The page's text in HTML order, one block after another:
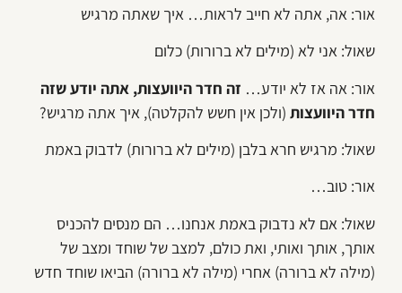
אור: אה, אתה לא חייב לראות… איך שאתה מרגיש
שאול: אני לא (מילים לא ברורות) כלום
אור: אה אז לא יודע… זה חדר היוועצות, אתה יודע שזה
חדר היוועצות (ולכן אין חשש להקלטה), איך אתה מרגיש?
שאול: מרגיש חרא בלבן (מילים לא ברורות) לדבוק באמת
אור: טוב…
שאול: אם לא נדבוק באמת אנחנו… הם מנסים להכניס
אותך, אותך ואותי, ואת כולם, למצב של שוחד ומצב של
(מילה לא ברורה) אחרי (מילה לא ברורה) הביאו שוחד חדש